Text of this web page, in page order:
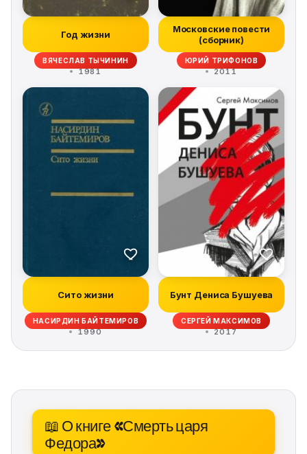
Год жизни
ВЯЧЕСЛАВ ТЫЧИНИН
1981
Московские повести
(сборник)
ЮРИЙ ТРИФОНОВ
2011
Сито жизни
НАСИРДИН БАЙТЕМИРОВ
1990
Бунт Дениса Бушуева
СЕРГЕЙ МАКСИМОВ
2017
📖 О книге «Смерть царя
Федора»